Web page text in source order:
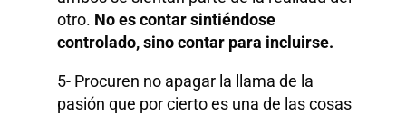
otro. No es contar sintiéndose
controlado, sino contar para incluirse.
5- Procuren no apagar la llama de la
pasión que por cierto es una de las cosas